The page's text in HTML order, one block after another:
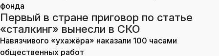
фонда
Первый в стране приговор по статье
«сталкинг» вынесли в СКО
Навязчивого «ухажёра» наказали 100 часами
общественных работ